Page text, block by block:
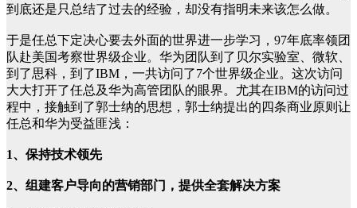
到底还是只总结了过去的经验，却没有指明未来该怎么做。
于是任总下定决心要去外面的世界进一步学习，97年底率领团
队赴美国考察世界级企业。华为团队到了贝尔实验室、微软、
到了思科，到了IBM，一共访问了7个世界级企业。这次访问
大大打开了任总及华为高管团队的眼界。尤其在IBM的访问过
程中，接触到了郭士纳的思想，郭士纳提出的四条商业原则让
任总和华为受益匪浅：
1、保持技术领先
2、组建客户导向的营销部门，提供全套解决方案